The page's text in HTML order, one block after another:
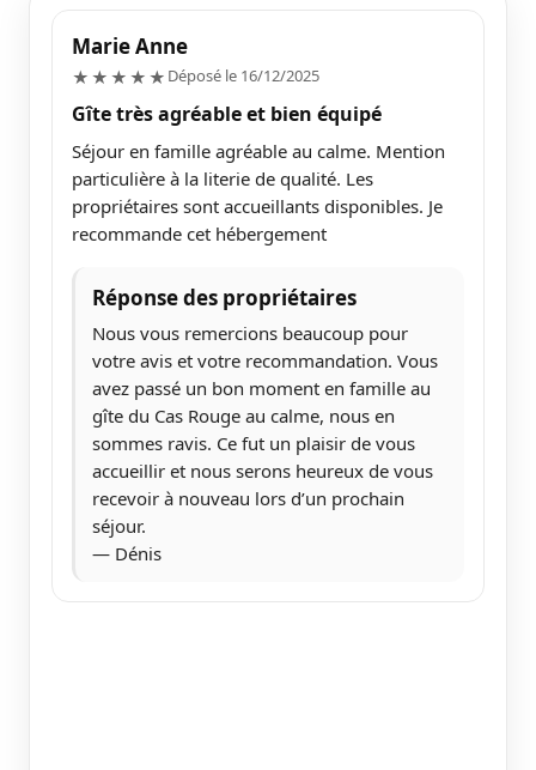
Marie Anne
★★★★★ 5/5
Déposé le 16/12/2025
Gîte très agréable et bien équipé
Séjour en famille agréable au calme. Mention
particulière à la literie de qualité. Les
propriétaires sont accueillants disponibles. Je
recommande cet hébergement
Réponse des propriétaires
Nous vous remercions beaucoup pour
votre avis et votre recommandation. Vous
avez passé un bon moment en famille au
gîte du Cas Rouge au calme, nous en
sommes ravis. Ce fut un plaisir de vous
accueillir et nous serons heureux de vous
recevoir à nouveau lors d’un prochain
séjour.
— Dénis